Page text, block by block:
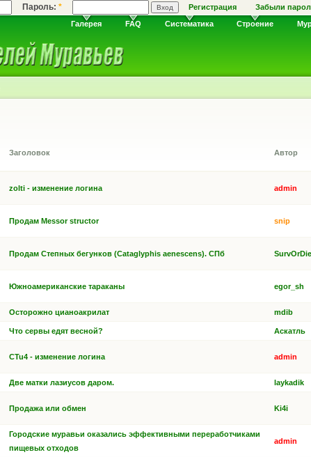
Пароль:* Регистрация Забыли
Галерея FAQ Систематика Строение
Заголовок Автор
zolti - изменение логина admin
Продам Messor structor snip
Продам Степных бегунков (Cataglyphis aenescens). СПб SurvOrDie
Южноамериканские тараканы egor_sh
Осторожно цианоакрилат mdib
Что сервы едят весной? Аскатль
CTu4 - изменение логина admin
Две матки лазиусов даром. laykadik
Продажа или обмен Ki4i
Городские муравьи оказались эффективными переработчиками
пищевых отходов
admin